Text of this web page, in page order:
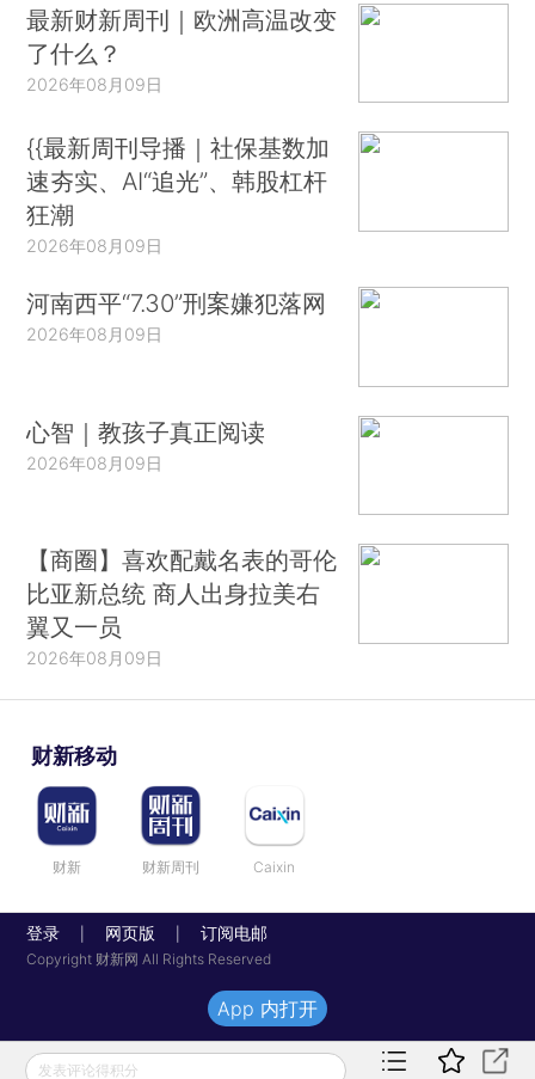
最新财新周刊｜欧洲高温改变
了什么？
2026年08月09日
{{最新周刊导播｜社保基数加
速夯实、AI“追光”、韩股杠杆
狂潮
2026年08月09日
河南西平“7.30”刑案嫌犯落网
2026年08月09日
心智｜教孩子真正阅读
2026年08月09日
【商圈】喜欢配戴名表的哥伦
比亚新总统 商人出身拉美右
翼又一员
2026年08月09日
财新移动
财新 财新周刊 Caixin
登录 网页版 订阅电邮
Copyright 财新网 All Rights Reserved
发表评论得积分
App 内打开